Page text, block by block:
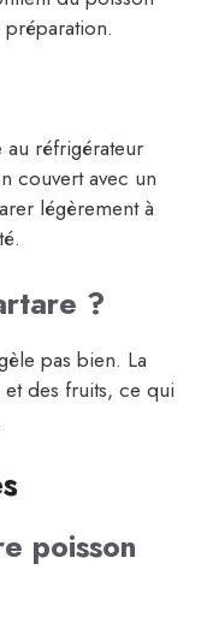
au réfrigérateur
couvert avec un
légèrement à
?
pas bien. La
des fruits, ce qui
poisson